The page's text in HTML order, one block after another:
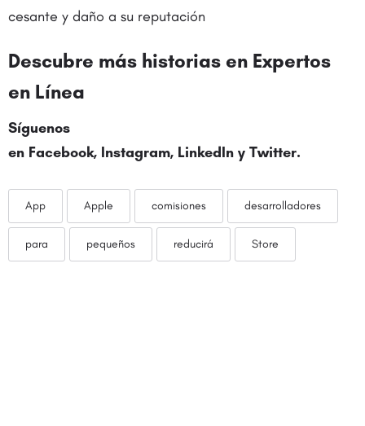
cesante y daño a su reputación
Descubre más historias en Expertos
en Línea
Síguenos
en Facebook, Instagram, LinkedIn y Twitter.
App Apple comisiones desarrolladores
para pequeños reducirá Store